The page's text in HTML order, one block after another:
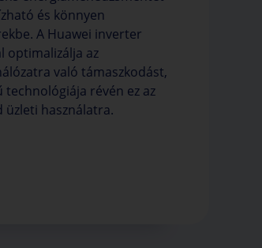
és könnyen
A Huawei inverter
optimalizálja az
való támaszkodást,
révén ez az
használatra.